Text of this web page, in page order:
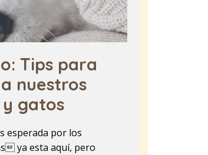
Tips para
nuestros
gatos
esperada por los
ya esta aquí, pero